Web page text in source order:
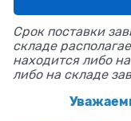
Срок поставки
складе
находится либо
либо на складе